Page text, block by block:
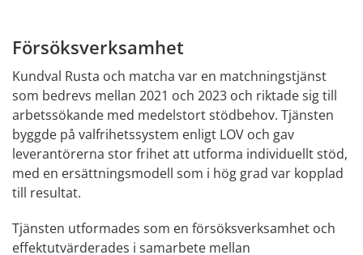
Försöksverksamhet
Kundval Rusta och matcha var en matchningstjänst
som bedrevs mellan 2021 och 2023 och riktade sig till
arbetssökande med medelstort stödbehov. Tjänsten
byggde på valfrihetssystem enligt LOV och gav
leverantörerna stor frihet att utforma individuellt stöd,
med en ersättningsmodell som i hög grad var kopplad
till resultat.
Tjänsten utformades som en försöksverksamhet och
effektutvärderades i samarbete mellan